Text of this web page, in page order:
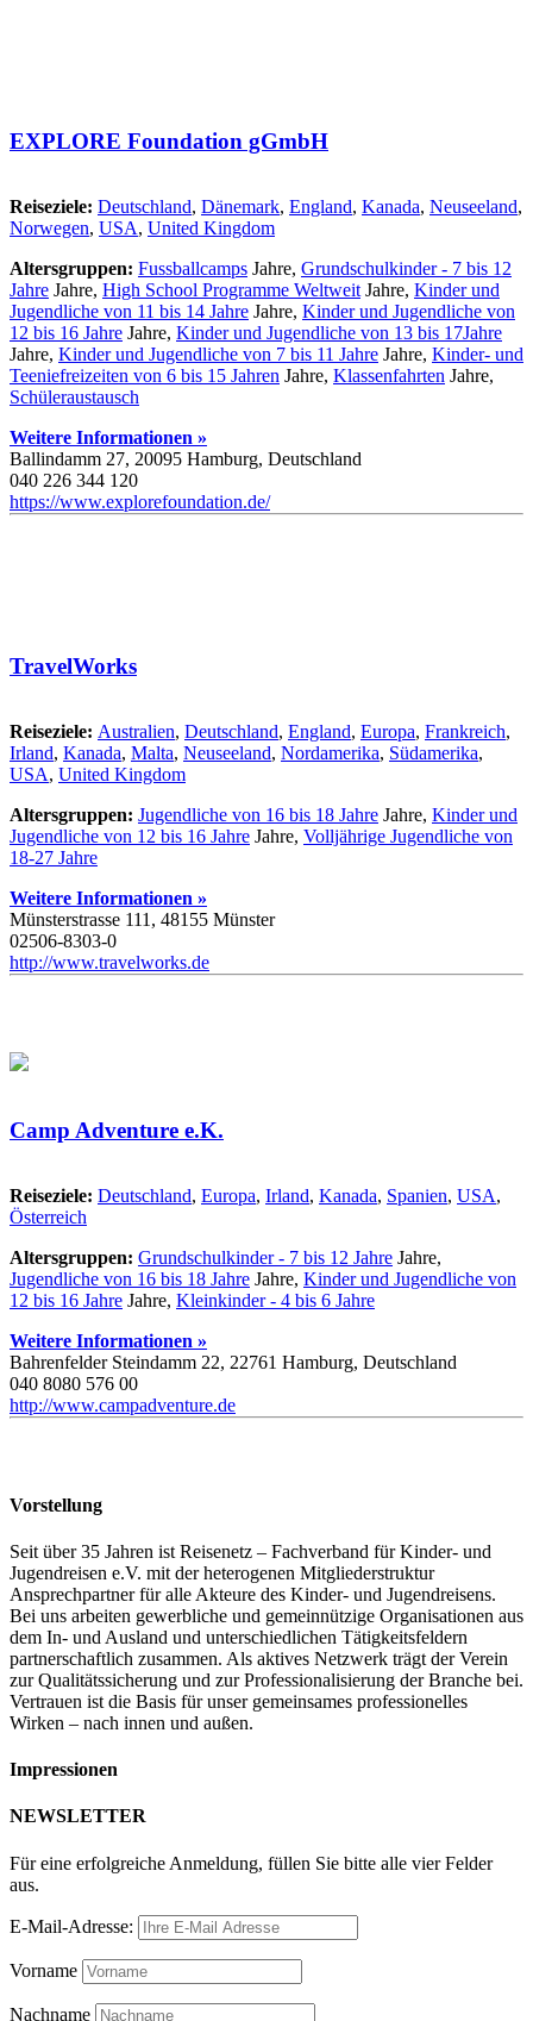
EXPLORE Foundation gGmbH
Reiseziele: Deutschland, Dänemark, England, Kanada, Neuseeland,
Norwegen, USA, United Kingdom
Altersgruppen: Fussballcamps Jahre, Grundschulkinder - 7 bis 12
Jahre Jahre, High School Programme Weltweit Jahre, Kinder und
Jugendliche von 11 bis 14 Jahre Jahre, Kinder und Jugendliche von
12 bis 16 Jahre Jahre, Kinder und Jugendliche von 13 bis 17Jahre
Jahre, Kinder und Jugendliche von 7 bis 11 Jahre Jahre, Kinder- und
Teeniefreizeiten von 6 bis 15 Jahren Jahre, Klassenfahrten Jahre,
Schüleraustausch
Weitere Informationen »
Ballindamm 27, 20095 Hamburg, Deutschland
040 226 344 120
https://www.explorefoundation.de/
TravelWorks
Reiseziele: Australien, Deutschland, England, Europa, Frankreich,
Irland, Kanada, Malta, Neuseeland, Nordamerika, Südamerika,
USA, United Kingdom
Altersgruppen: Jugendliche von 16 bis 18 Jahre Jahre, Kinder und
Jugendliche von 12 bis 16 Jahre Jahre, Volljährige Jugendliche von
18-27 Jahre
Weitere Informationen »
Münsterstrasse 111, 48155 Münster
02506-8303-0
http://www.travelworks.de
Camp Adventure e.K.
Reiseziele: Deutschland, Europa, Irland, Kanada, Spanien, USA,
Österreich
Altersgruppen: Grundschulkinder - 7 bis 12 Jahre Jahre,
Jugendliche von 16 bis 18 Jahre Jahre, Kinder und Jugendliche von
12 bis 16 Jahre Jahre, Kleinkinder - 4 bis 6 Jahre
Weitere Informationen »
Bahrenfelder Steindamm 22, 22761 Hamburg, Deutschland
040 8080 576 00
http://www.campadventure.de
Vorstellung
Seit über 35 Jahren ist Reisenetz – Fachverband für Kinder- und
Jugendreisen e.V. mit der heterogenen Mitgliederstruktur
Ansprechpartner für alle Akteure des Kinder- und Jugendreisens.
Bei uns arbeiten gewerbliche und gemeinnützige Organisationen aus
dem In- und Ausland und unterschiedlichen Tätigkeitsfeldern
partnerschaftlich zusammen. Als aktives Netzwerk trägt der Verein
zur Qualitätssicherung und zur Professionalisierung der Branche bei.
Vertrauen ist die Basis für unser gemeinsames professionelles
Wirken – nach innen und außen.
Impressionen
NEWSLETTER
Für eine erfolgreiche Anmeldung, füllen Sie bitte alle vier Felder
aus.
E-Mail-Adresse:
Vorname
Nachname